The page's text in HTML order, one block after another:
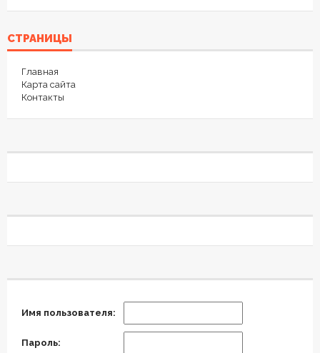
СТРАНИЦЫ
Главная
Карта сайта
Контакты
Имя пользователя:
Пароль: